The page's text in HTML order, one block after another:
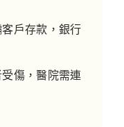
戶存款，銀行
傷，醫院需連